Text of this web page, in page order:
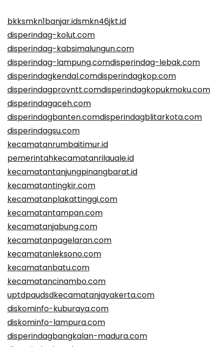
bkksmkn1banjar.idsmkn46jkt.id
disperindag-kolut.com
disperindag-kabsimalungun.com
disperindag-lampung.comdisperindag-lebak.com
disperindagkendal.comdisperindagkop.com
disperindagprovntt.comdisperindagkopukmoku.com
disperindagaceh.com
disperindagbanten.comdisperindagblitarkota.com
disperindagsu.com
kecamatanrumbaitimur.id
pemerintahkecamatanrilauale.id
kecamatantanjungpinangbarat.id
kecamatantingkir.com
kecamatanplakattinggi.com
kecamatantampan.com
kecamatanjabung.com
kecamatanpagelaran.com
kecamatanleksono.com
kecamatanbatu.com
kecamatancinambo.com
uptdpaudsdkecamatanjayakerta.com
diskominfo-kuburaya.com
diskominfo-lampura.com
disperindagbangkalan-madura.com